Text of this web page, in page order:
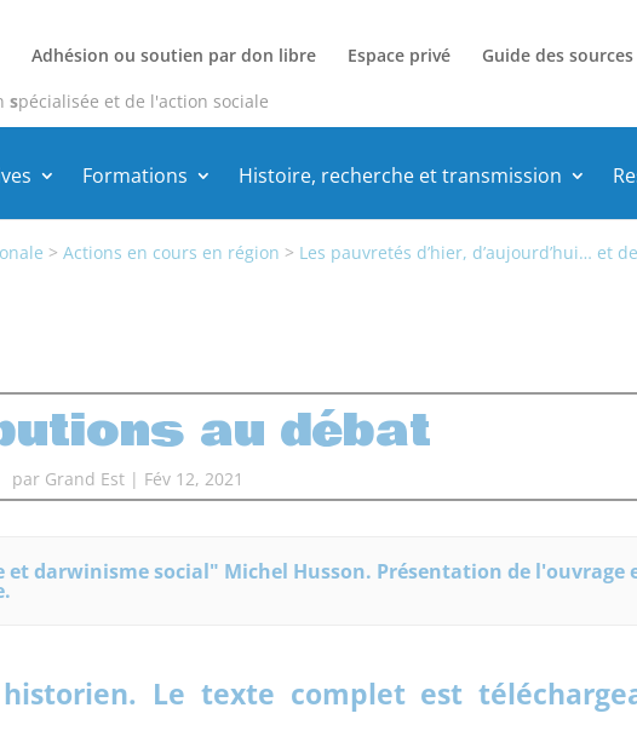
Adhésion ou soutien par don libre Espace privé Guide des sources
spécialisée et de l'action sociale
Formations Histoire, recherche et transmission
>Actions en cours en région > Les pauvretés d’hier, d’aujourd’hui… et
au débat
par Grand Est| Fév 12, 2021
darwinisme social" Michel Husson. Présentation de l'ouvrage
Le texte complet est